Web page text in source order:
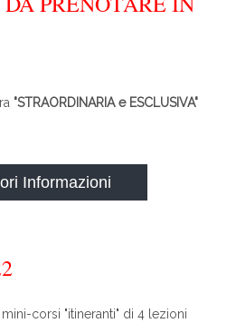
"STRAORDINARIA e ESCLUSIVA"
Informazioni
corsi "itineranti" di 4 lezioni